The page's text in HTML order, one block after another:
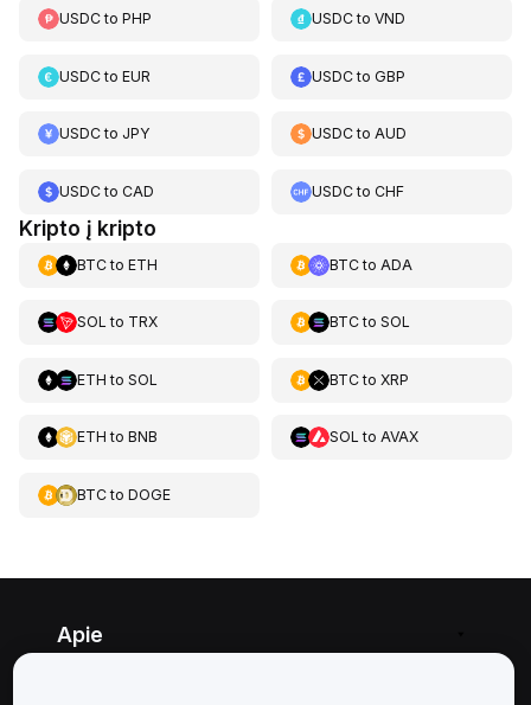
USDCto PHP USDCtoVND
USDCto EUR USDCtoGBP
USDCto JPY USDCtoAUD
USDCto CAD USDCtoCHF
Kripto į kripto
BTCto ETH BTCto ADA
SOL to TRX BTCto SOL
ETH to SOL BTCto XRP
ETH to BNB SOL to AVAX
BTCto DOGE
Apie